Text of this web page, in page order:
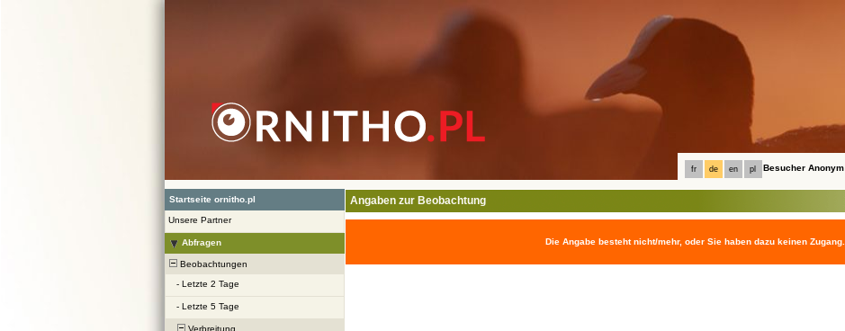
fr de en pl Besucher Anonym
Startseite ornitho.pl
Unsere Partner
Abfragen
Beobachtungen
- Letzte 2 Tage
- Letzte 5 Tage
Verbreitung
Angaben zur Beobachtung
Die Angabe besteht nicht/mehr, oder Sie haben dazu keinen Zugang.